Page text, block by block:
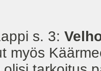
s. 3:
myös